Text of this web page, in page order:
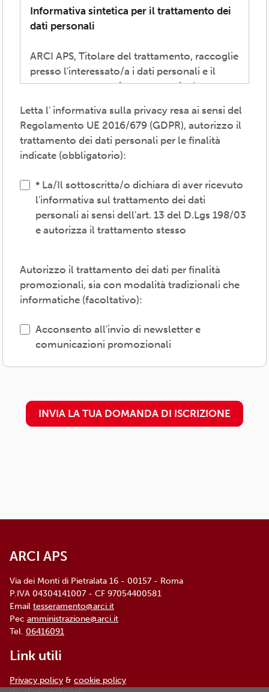
Informativa sintetica per il trattamento dei
dati personali
ARCI APS, Titolare del trattamento, raccoglie
presso l'interessato/a i dati personali e il
consenso necessari per consentire la
perseguire i valori propri del movimento
ARCI e affermati negli atti associativi
fondamentali -anche mediante attività,
convenzioni e servizi-, provvedere agli
vigenti, inviare comunicazioni promozionali.
Il trattamento verrà effettuato: con modalità
cartacea e/o informatica; in modo lecito,
interni e/o comunicando i dati a soggetti
esterni (amministrazioni/autorità; fornitori di
specifici servizi di supporto -es. consulenza
promossi, partecipati o convenzionati).
o limitazione degli stessi, opposizione al
trattamento) presso il proprio
Letta l' informativa sulla privacy resa ai sensi del
Regolamento UE 2016/679 (GDPR), autorizzo il
trattamento dei dati personali per le finalità
indicate (obbligatorio):
La/Il sottoscritta/o dichiara di aver ricevuto
l'informativa sul trattamento dei dati
personali ai sensi dell'art. 13 del D.Lgs 198/03
e autorizza il trattamento stesso
Autorizzo il trattamento dei dati per finalità
promozionali, sia con modalità tradizionali che
informatiche (facoltativo):
Acconsento all'invio di newsletter e
comunicazioni promozionali
INVIA LA TUA DOMANDA DI ISCRIZIONE
ARCI APS
Via dei Monti di Pietralata 16 - 00157 - Roma
P.IVA 04304141007 - CF 97054400581
Email tesseramento@arci.it
Pec amministrazione@arci.it
Tel. 06416091
Link utili
Privacy policy & cookie policy